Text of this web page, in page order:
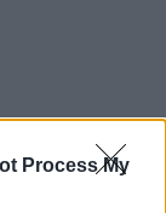
Process My